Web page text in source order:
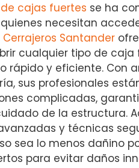
cajas fuertes se ha
necesitan
Cerrajeros Santander
cualquier tipo de caja
rápido y eficiente. Con
sus profesionales
complicadas,
de la estructura.
y técnicas
sea lo menos dañino
para evitar daños